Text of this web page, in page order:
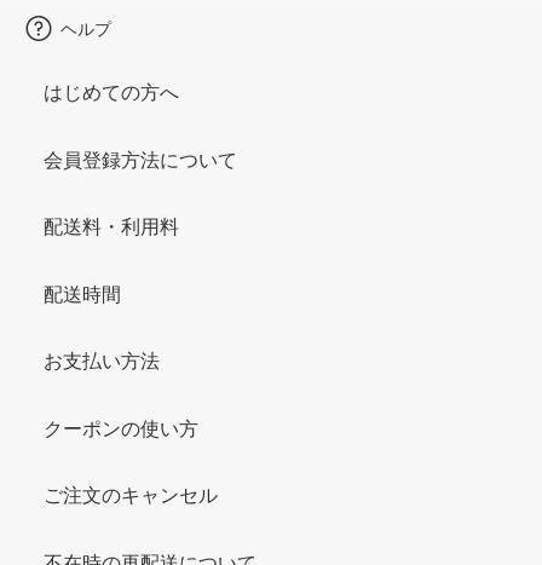
ヘルプ
はじめての方へ
会員登録方法について
配送料・利用料
配送時間
お支払い方法
クーポンの使い方
ご注文のキャンセル